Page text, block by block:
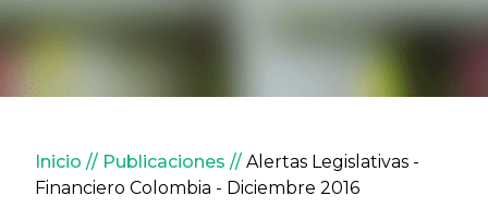
Sobrescribir enlaces de
Inicio Publicaciones
Alertas Legislativas -
Financiero Colombia - Diciembre 2016